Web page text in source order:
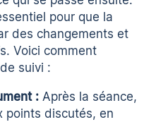
pour que la
des changements et
Voici comment
suivi :
: Après la séance,
points discutés, en